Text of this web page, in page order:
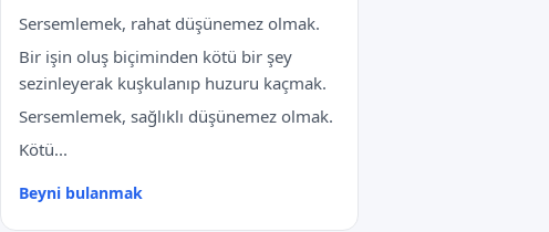
Sersemlemek, rahat düşünemez olmak.
Bir işin oluş biçiminden kötü bir şey
sezinleyerak kuşkulanıp huzuru kaçmak.
Sersemlemek, sağlıklı düşünemez olmak.
Kötü...
Beyni bulanmak